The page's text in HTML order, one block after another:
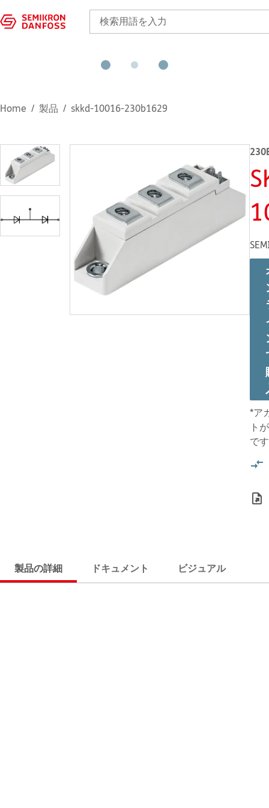
Home 製品 skkd-10016-230b1629
*ア
ト
です
製品の詳細 ドキュメント ビジュアル